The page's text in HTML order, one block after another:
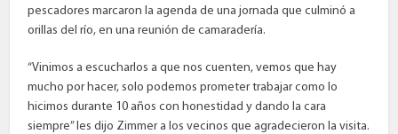
pescadores marcaron la agenda de una jornada que culminó a
orillas del río, en una reunión de camaradería.
“Vinimos a escucharlos a que nos cuenten, vemos que hay
mucho por hacer, solo podemos prometer trabajar como lo
hicimos durante 10 años con honestidad y dando la cara
siempre” les dijo Zimmer a los vecinos que agradecieron la visita.